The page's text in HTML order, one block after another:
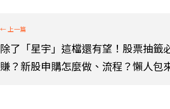
除了「星宇」這檔還有望！股票抽籤
賺？新股申購怎麼做、流程？懶人包